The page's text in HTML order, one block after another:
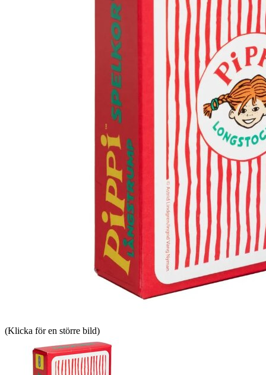
(Klicka för en större bild)